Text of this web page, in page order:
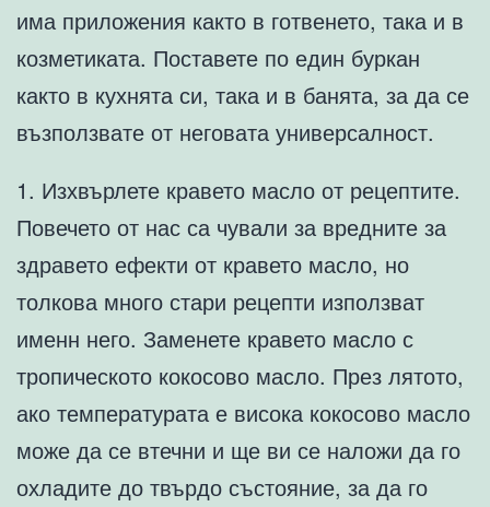
има приложения както в готвенето, така и в
козметиката. Поставете по един буркан
както в кухнята си, така и в банята, за да се
възползвате от неговата универсалност.
1. Изхвърлете кравето масло от рецептите.
Повечето от нас са чували за вредните за
здравето ефекти от кравето масло, но
толкова много стари рецепти използват
именн него. Заменете кравето масло с
тропическото кокосово масло. През лятото,
ако температурата е висока кокосово масло
може да се втечни и ще ви се наложи да го
охладите до твърдо състояние, за да го